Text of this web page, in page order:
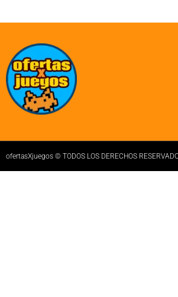
ofertasXjuegos © TODOS LOS DERECHOS